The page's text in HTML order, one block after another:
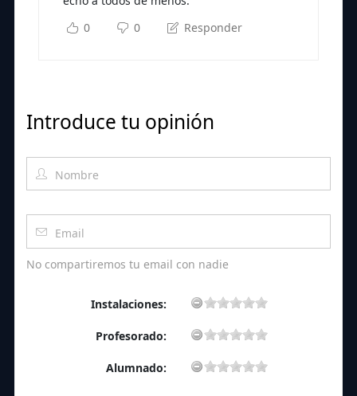
0
0 Responder
Introduce tu opinión
No compartiremos tu email con nadie
Instalaciones:
Profesorado:
Alumnado: